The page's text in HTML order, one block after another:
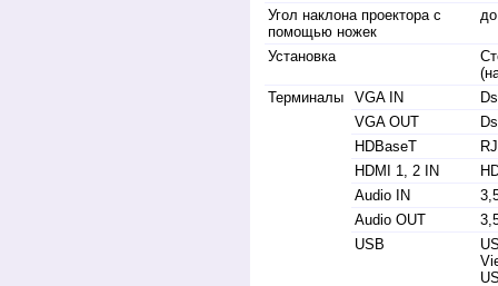
Угол наклона проектора с
помощью ножек
Установка
Терминалы
VGA IN
VGA OUT
HDBaseT
HDMI 1, 2 IN
Audio IN
Audio OUT
USB